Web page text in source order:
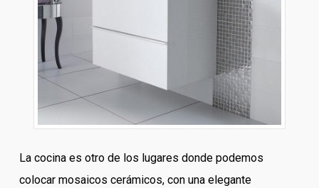
La cocina es otro de los lugares donde podemos
colocar mosaicos cerámicos, con una elegante